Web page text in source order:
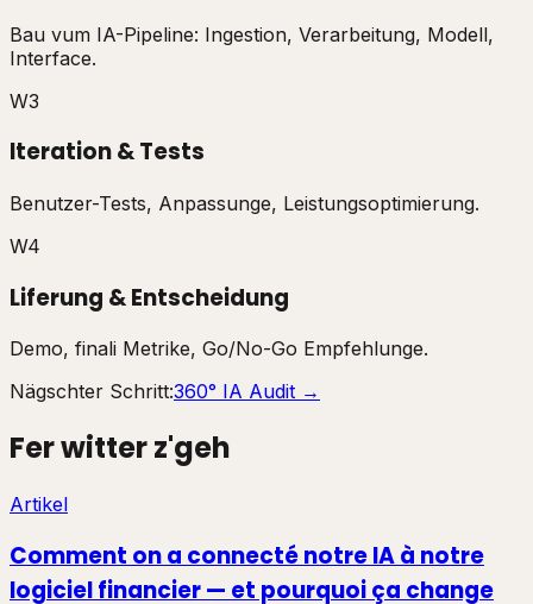
Bau vum IA-Pipeline: Ingestion, Verarbeitung, Modell,
Interface.
W3
Iteration & Tests
Benutzer-Tests, Anpassunge, Leistungsoptimierung.
W4
Liferung & Entscheidung
Demo, finali Metrike, Go/No-Go Empfehlunge.
Nägschter Schritt:360° IA Audit →
Fer witter z'geh
Artikel
Comment on a connecté notre IA à notre
logiciel financier — et pourquoi ça change